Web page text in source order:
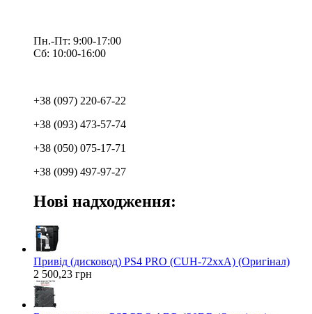
Пн.-Пт: 9:00-17:00
Сб: 10:00-16:00
+38 (097) 220-67-22
+38 (093) 473-57-74
+38 (050) 075-17-71
+38 (099) 497-97-27
Нові надходження:
Привід (дисковод) PS4 PRO (CUH-72xxA) (Оригінал)
2 500,23 грн